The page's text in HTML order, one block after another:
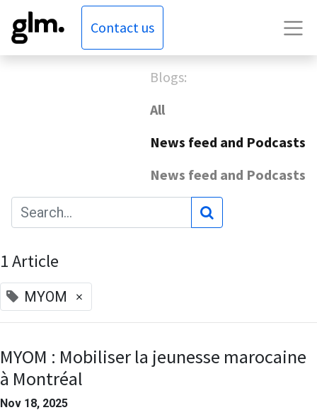
Contact us
Blogs:
All
News feed and Podcasts
News feed and Podcasts
1 Article
MYOM ×
MYOM : Mobiliser la jeunesse marocaine
à Montréal
Nov 18, 2025